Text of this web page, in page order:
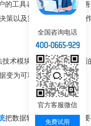
的工具表现出了强大的改
策以及策划CRM项目的操
术模块，可通地技术方
变为可利用的知识。
把数据转换成信息之后需
全国咨询电话
官方客服微信
免费试用